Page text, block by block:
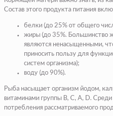
Состав этого продукта питания
белки (до 25% от общего
жиры (до 35%. Большинство
являются ненасыщенными,
приносить пользу для
систем организма);
воду (до 90%).
Рыба насыщает организм йодом,
витаминами группы B, C, A, D. Среди
потребления рассматриваемого